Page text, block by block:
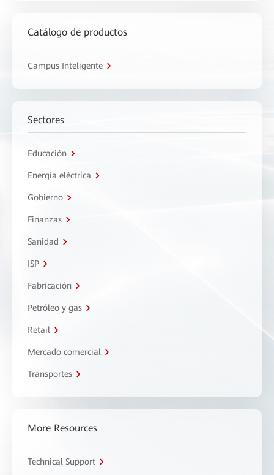
Catálogo de productos
Campus Inteligente
Sectores
Educación
Energía eléctrica
Gobierno
Finanzas
Sanidad
ISP
Fabricación
Petróleo y gas
Retail
Mercado comercial
Transportes
More Resources
Technical Support